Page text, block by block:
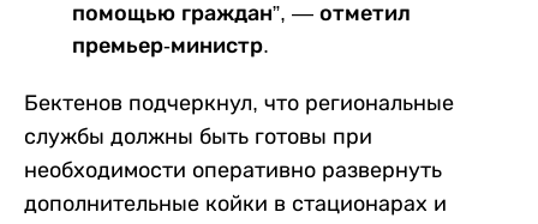
помощью граждан”, — отметил
премьер-министр.
Бектенов подчеркнул, что региональные
службы должны быть готовы при
необходимости оперативно развернуть
дополнительные койки в стационарах и